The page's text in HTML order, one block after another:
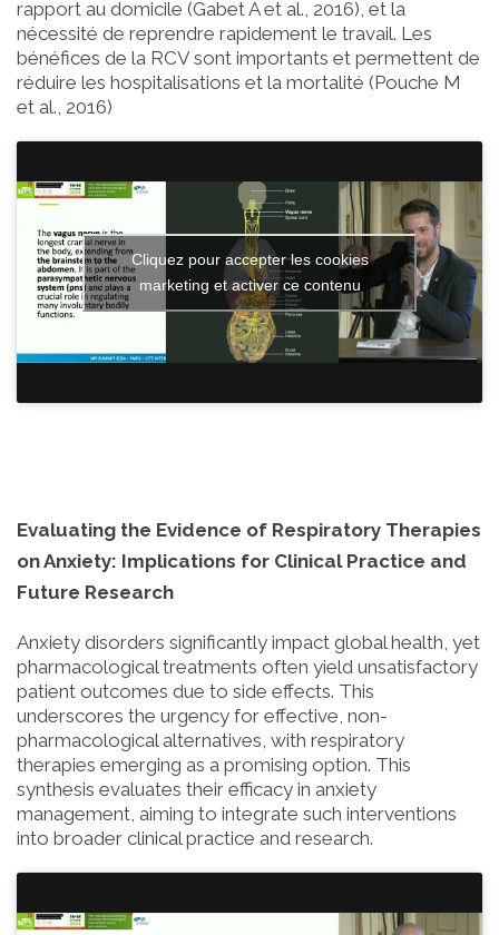
rapport au domicile (Gabet A et al., 2016), et la
nécessité de reprendre rapidement le travail. Les
bénéfices de la RCV sont importants et permettent de
réduire les hospitalisations et la mortalité (Pouche M
et al., 2016)
Cliquez pour accepter les cookies
marketing et activer ce contenu
Evaluating the Evidence of Respiratory Therapies
on Anxiety: Implications for Clinical Practice and
Future Research
Anxiety disorders significantly impact global health, yet
pharmacological treatments often yield unsatisfactory
patient outcomes due to side effects. This
underscores the urgency for effective, non-
pharmacological alternatives, with respiratory
therapies emerging as a promising option. This
synthesis evaluates their efficacy in anxiety
management, aiming to integrate such interventions
into broader clinical practice and research.